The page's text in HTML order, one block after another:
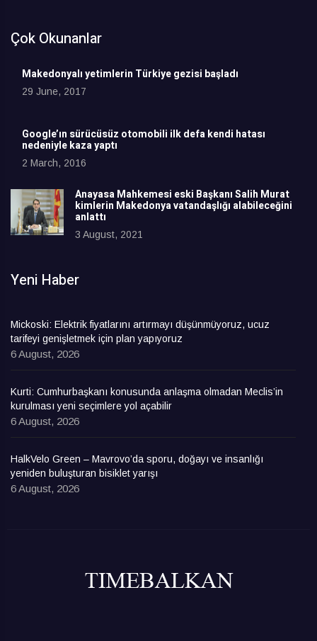
Çok Okunanlar
Makedonyalı yetimlerin Türkiye gezisi başladı
29 June, 2017
Google’ın sürücüsüz otomobili ilk defa kendi hatası
nedeniyle kaza yaptı
2 March, 2016
Anayasa Mahkemesi eski Başkanı Salih Murat
kimlerin Makedonya vatandaşlığı alabileceğini
anlattı
3 August, 2021
Yeni Haber
Mickoski: Elektrik fiyatlarını artırmayı düşünmüyoruz, ucuz
tarifeyi genişletmek için plan yapıyoruz
6 August, 2026
Kurti: Cumhurbaşkanı konusunda anlaşma olmadan Meclis’in
kurulması yeni seçimlere yol açabilir
6 August, 2026
HalkVelo Green – Mavrovo’da sporu, doğayı ve insanlığı
yeniden buluşturan bisiklet yarışı
6 August, 2026